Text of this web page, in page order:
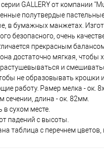
GALLERY от компании
полутвердые
в бумажных манжетах.
безопасного, очень
прекрасным
она достаточно мягкая, чтобы
растушевываться и
не образовывать крошки
работу. Рамер мелка - ок.
сечении, длина - ок. 82мм.
в сухом месте.
падений с высоты.
таблица с перечнем